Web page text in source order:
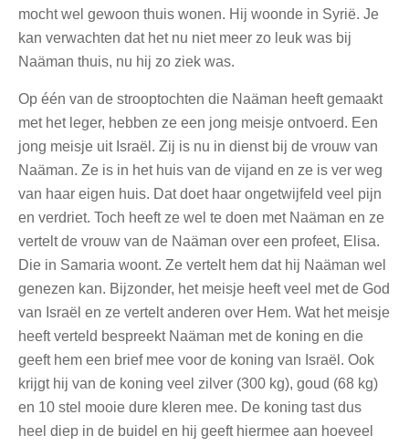
mocht wel gewoon thuis wonen. Hij woonde in Syrië. Je
kan verwachten dat het nu niet meer zo leuk was bij
Naäman thuis, nu hij zo ziek was.
Op één van de strooptochten die Naäman heeft gemaakt
met het leger, hebben ze een jong meisje ontvoerd. Een
jong meisje uit Israël. Zij is nu in dienst bij de vrouw van
Naäman. Ze is in het huis van de vijand en ze is ver weg
van haar eigen huis. Dat doet haar ongetwijfeld veel pijn
en verdriet. Toch heeft ze wel te doen met Naäman en ze
vertelt de vrouw van de Naäman over een profeet, Elisa.
Die in Samaria woont. Ze vertelt hem dat hij Naäman wel
genezen kan. Bijzonder, het meisje heeft veel met de God
van Israël en ze vertelt anderen over Hem. Wat het meisje
heeft verteld bespreekt Naäman met de koning en die
geeft hem een brief mee voor de koning van Israël. Ook
krijgt hij van de koning veel zilver (300 kg), goud (68 kg)
en 10 stel mooie dure kleren mee. De koning tast dus
heel diep in de buidel en hij geeft hiermee aan hoeveel